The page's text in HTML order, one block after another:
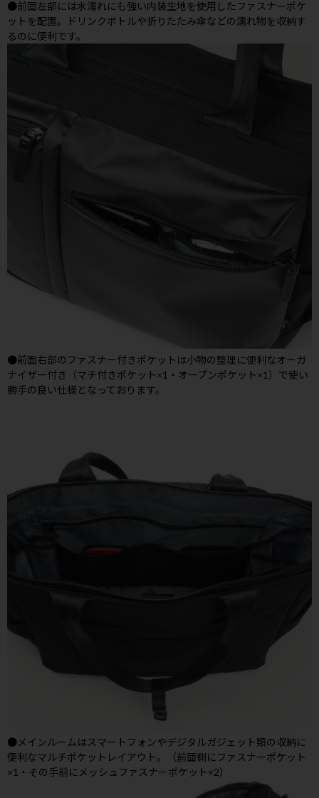
●前面左部には水濡れにも強い内装生地を使用したファスナーポケ
ットを配置。ドリンクボトルや折りたたみ傘などの濡れ物を収納す
るのに便利です。
●前面右部のファスナー付きポケットは小物の整理に便利なオーガ
ナイザー付き（マチ付きポケット×1・オープンポケット×1）で使い
勝手の良い仕様となっております。
●メインルームはスマートフォンやデジタルガジェット類の収納に
便利なマルチポケットレイアウト。（前面側にファスナーポケット
×1・その手前にメッシュファスナーポケット×2）